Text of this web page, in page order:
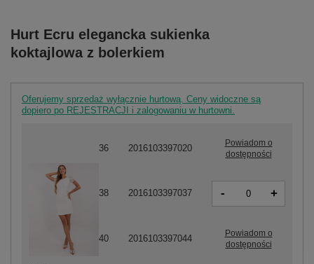
Hurt Ecru elegancka sukienka
koktajlowa z bolerkiem
Oferujemy sprzedaż wyłącznie hurtową. Ceny widoczne są
dopiero po REJESTRACJI i zalogowaniu w hurtowni.
36 2016103397020
Powiadom o
dostępności
38 2016103397037 - +
40 2016103397044
Powiadom o
dostępności